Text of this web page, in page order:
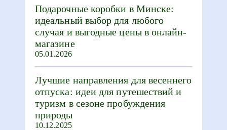
Подарочные коробки в Минске:
идеальный выбор для любого
случая и выгодные цены в онлайн-
магазине
05.01.2026
Лучшие направления для весеннего
отпуска: идеи для путешествий и
туризм в сезоне пробуждения
природы
10.12.2025